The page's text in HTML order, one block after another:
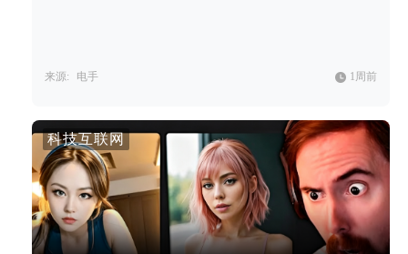
来源: 电手 1周前
科技互联网